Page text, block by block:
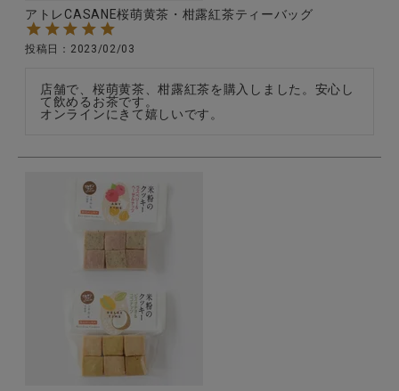
ナチュラル服
ファッション雑貨
全ての商品
アトレCASANE桜萌黄茶・柑露紅茶ティーバッグ
投稿日 2023/02/03
店舗で、桜萌黄茶、柑露紅茶を購入しました。安心し
て飲めるお茶です。
オンラインにきて嬉しいです。